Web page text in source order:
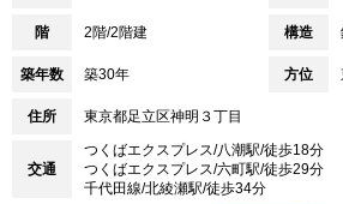
階 2階/2階建 構造
築年数 築30年 方位
住所 東京都足立区神明３丁目
交通
つくばエクスプレス/八潮駅/徒歩18分
つくばエクスプレス/六町駅/徒歩29分
千代田線/北綾瀬駅/徒歩34分